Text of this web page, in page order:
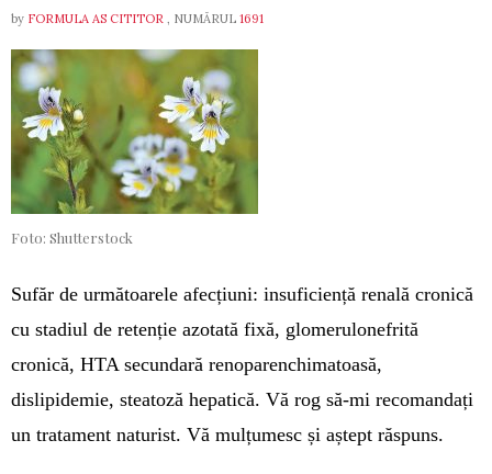
by FORMULA AS CITITOR , NUMĂRUL 1691
Foto: Shutterstock
Sufăr de următoarele afecțiuni: insuficiență re­­nală cronică
cu stadiul de retenție azotată fixă, glomerulo­nefrită
cronică, HTA secundară reno­pa­­renchi­ma­toasă,
dislipidemie, steatoză hepati­că. Vă rog să-mi recomandați
un tratament naturist. Vă mulțumesc și aștept răspuns.